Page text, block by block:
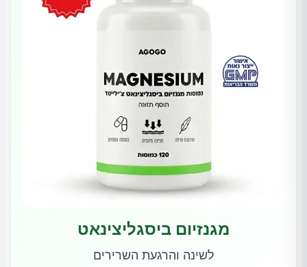
מגנזיום ביסגליצינאט
לשינה והרגעת השרירים